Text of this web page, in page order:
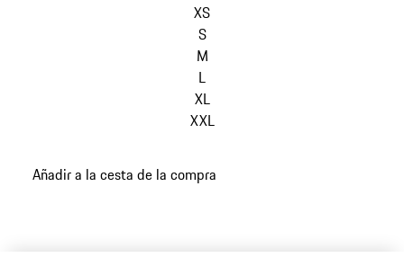
XS
S
M
L
XL
XXL
Añadir a la cesta de la compra